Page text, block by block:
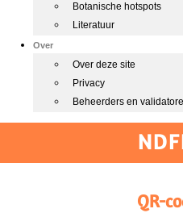
Botanische hotspots
Literatuur
Over
Over deze site
Privacy
Beheerders en
QR-